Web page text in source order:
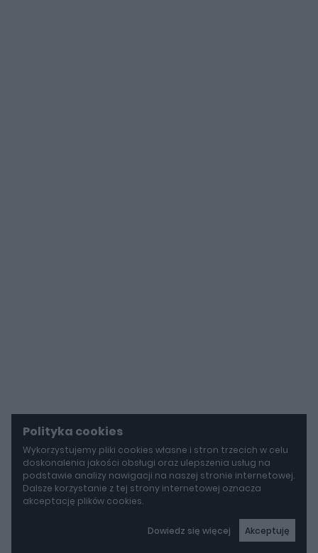
Polityka cookies
Wykorzystujemy pliki cookies własne i stron trzecich w celu
doskonalenia jakości obsługi oraz ulepszenia usług na
podstawie analizy nawigacji na naszej stronie internetowej.
Dalsze korzystanie z tej strony internetowej oznacza
akceptację plików cookies.
Dowiedz się więcej Akceptuję